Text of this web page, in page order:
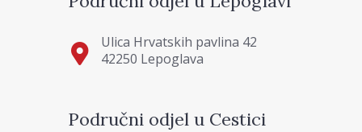
Ulica Hrvatskih pavlina 42
42250 Lepoglava
Područni odjel u Cestici